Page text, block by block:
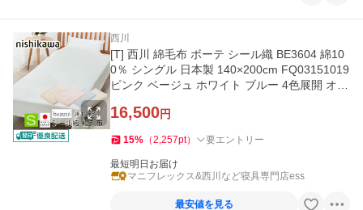
西川
[T] 西川 綿毛布 ボーテ シール織 BE3604 綿10
0％ シングル 日本製 140×200cm FQ03151019
ピンク ベージュ ホワイト ブルー 4色展開 オー
16,500円
15% （2,257pt） 要エントリー
最短明日お届け
マニフレックス&西川など寝具専門店ess
最安値を見る